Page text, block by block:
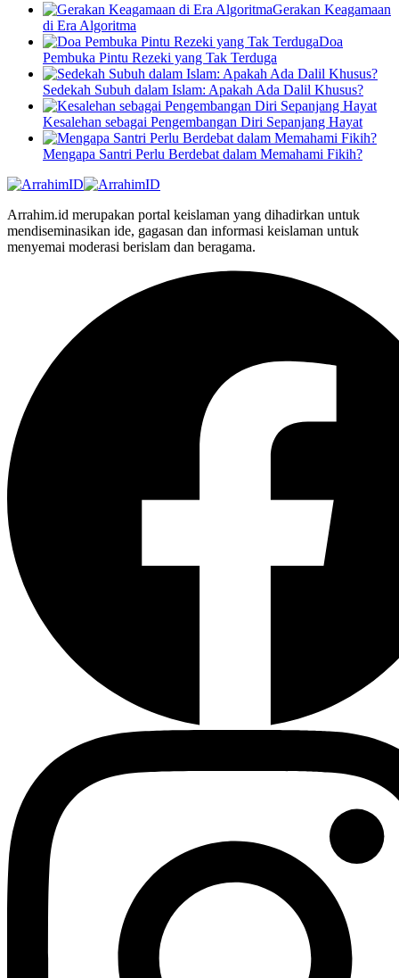
Gerakan Keagamaan
di Era Algoritma
Doa
Pembuka Pintu Rezeki yang Tak Terduga
Sedekah Subuh dalam Islam: Apakah Ada Dalil Khusus?
Kesalehan sebagai Pengembangan Diri Sepanjang Hayat
Mengapa Santri Perlu Berdebat dalam Memahami Fikih?
Arrahim.id merupakan portal keislaman yang dihadirkan untuk
mendiseminasikan ide, gagasan dan informasi keislaman untuk
menyemai moderasi berislam dan beragama.